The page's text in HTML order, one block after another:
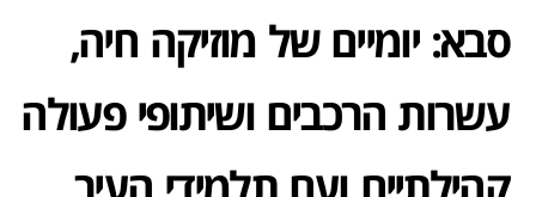
סבא: יומיים של מוזיקה חיה,
עשרות הרכבים ושיתופי פעולה